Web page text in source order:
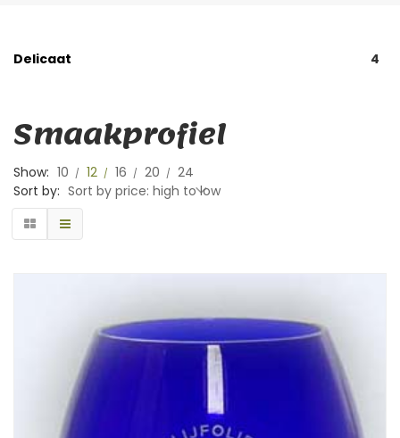
Delicaat 4
Smaakprofiel
Show: 10 12 16 20
24
Sort by: Sort by price: high to low